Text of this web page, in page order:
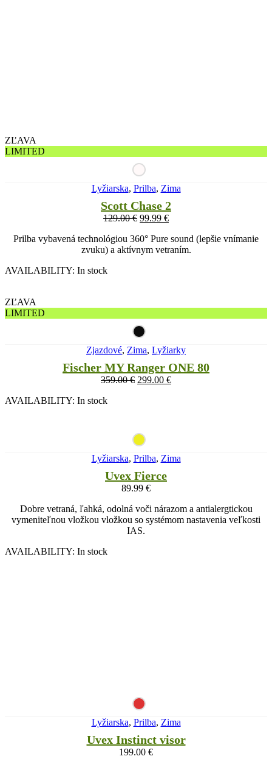
ZĽAVA
LIMITED
Lyžiarska, Prilba, Zima
Scott Chase 2
129.00€ 99.99 €
Prilba vybavená technológiou 360° Pure sound (lepšie vnímanie
zvuku) a aktívnym vetraním.
AVAILABILITY: In stock
ZĽAVA
LIMITED
Zjazdové, Zima, Lyžiarky
Fischer MY Ranger ONE 80
359.00€ 299.00 €
AVAILABILITY: In stock
Lyžiarska, Prilba, Zima
Uvex Fierce
89.99 €
Dobre vetraná, ľahká, odolná voči nárazom a antialergtickou
vymeniteľnou vložkou vložkou so systémom nastavenia veľkosti
IAS.
AVAILABILITY: In stock
Lyžiarska, Prilba, Zima
Uvex Instinct visor
199.00 €